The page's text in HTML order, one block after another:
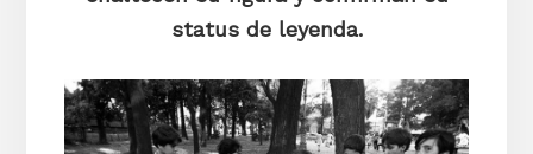
status de leyenda.